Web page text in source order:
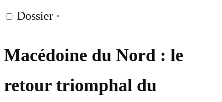
Dossier ·
Macédoine du Nord : le
retour triomphal du